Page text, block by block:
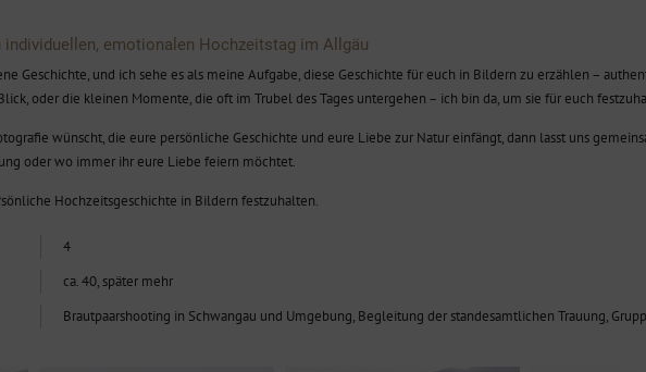
emotionalen Hochzeitstag im Allgäu
Geschichte, und ich sehe es als meine Aufgabe, diese Geschichte für euch in Bildern zu erzählen –
oder die kleinen Momente, die oft im Trubel des Tages untergehen – ich bin da, um sie für euch
wünscht, die eure persönliche Geschichte und eure Liebe zur Natur einfängt, dann lasst uns
oder wo immer ihr eure Liebe feiern möchtet.
Hochzeitsgeschichte in Bildern festzuhalten.
4
ca. 40, später mehr
Brautpaarshooting in Schwangau und Umgebung, Begleitung der standesamtlichen Trauung,